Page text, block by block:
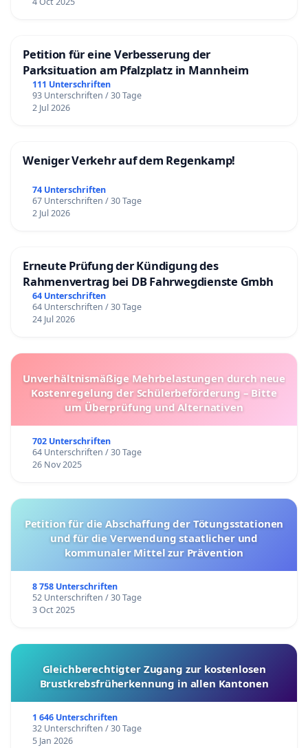
Petition für eine Verbesserung der
Parksituation am Pfalzplatz in Mannheim
111 Unterschriften
93 Unterschriften / 30 Tage
2 Jul 2026
Weniger Verkehr auf dem Regenkamp!
74 Unterschriften
67 Unterschriften / 30 Tage
2 Jul 2026
Erneute Prüfung der Kündigung des
Rahmenvertrag bei DB Fahrwegdienste Gmbh
64 Unterschriften
64 Unterschriften / 30 Tage
24 Jul 2026
Unverhältnismäßige Mehrbelastungen durch neue
Kostenregelung der Schülerbeförderung – Bitte
um Überprüfung und Alternativen
702 Unterschriften
64 Unterschriften / 30 Tage
26 Nov 2025
Petition für die Abschaffung der Tötungsstationen
und für die Verwendung staatlicher und
kommunaler Mittel zur Prävention
8 758 Unterschriften
52 Unterschriften / 30 Tage
3 Oct 2025
Gleichberechtigter Zugang zur kostenlosen
Brustkrebsfrüherkennung in allen Kantonen
1 646 Unterschriften
32 Unterschriften / 30 Tage
5 Jan 2026